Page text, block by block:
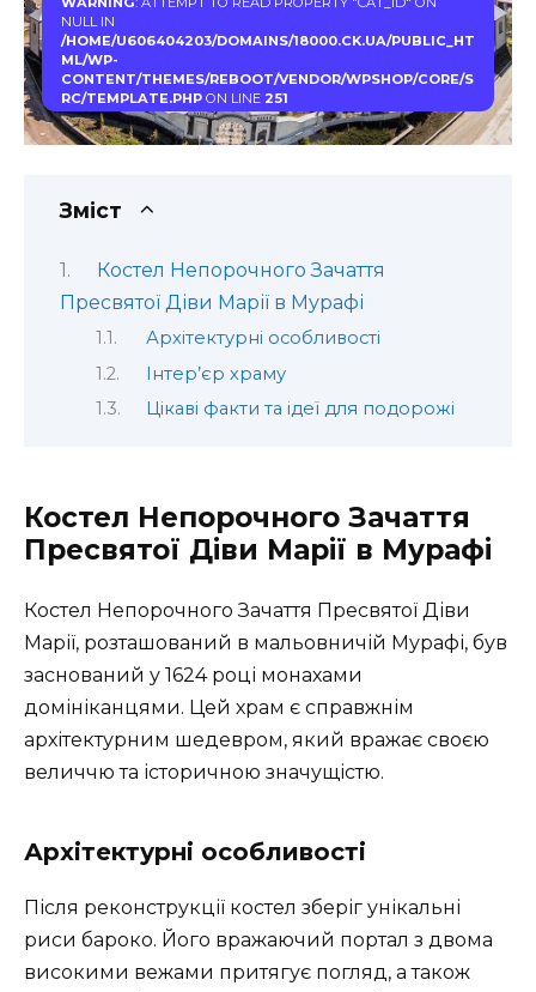
NULL IN
/HOME/U606404203/DOMAINS/18000.CK.UA/PUBLIC_HT
ML/WP-
CONTENT/THEMES/REBOOT/VENDOR/WPSHOP/CORE/S
RC/TEMPLATE.PHPON LINE 251
Зміст
Костел Непорочного Зачаття
Пресвятої Діви Марії в Мурафі
Архітектурні особливості
Інтер’єр храму
Цікаві факти та ідеї для подорожі
Костел Непорочного Зачаття
Пресвятої Діви Марії в Мурафі
Костел Непорочного Зачаття Пресвятої Діви
Марії, розташований в мальовничій Мурафі, був
заснований у 1624 році монахами
домініканцями. Цей храм є справжнім
архітектурним шедевром, який вражає своєю
величчю та історичною значущістю.
Архітектурні особливості
Після реконструкції костел зберіг унікальні
риси бароко. Його вражаючий портал з двома
високими вежами притягує погляд, а також